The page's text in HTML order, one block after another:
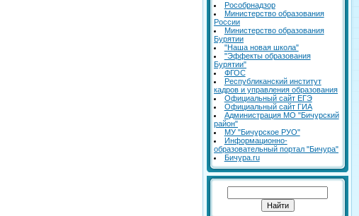
Рособрнадзор
Министерство образования
России
Министерство образования
Бурятии
"Наша новая школа"
"Эффекты образования
Бурятии"
ФГОС
Республиканский институт
кадров и управления образования
Официальный сайт ЕГЭ
Официальный сайт ГИА
Администрация МО "Бичурский
район"
МУ "Бичурское РУО"
Информационно-
образовательный портал "Бичура"
Бичура.ru